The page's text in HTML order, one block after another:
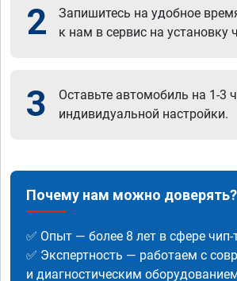
2
Запишитесь на удобное
к нам в сервис на установку
3
Оставьте автомобиль на 1-3
индивидуальной настройки.
Почему нам можно доверять?
✅ Опыт — более 8 лет в сфере чип-
✅ Экспертность — работаем с
и диагностическим